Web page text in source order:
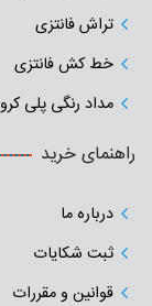
تراش فانتزی
خط کش فانتزی
مداد رنگی پلی
راهنمای خرید
درباره ما
ثبت شکایات
قوانین و مقررات